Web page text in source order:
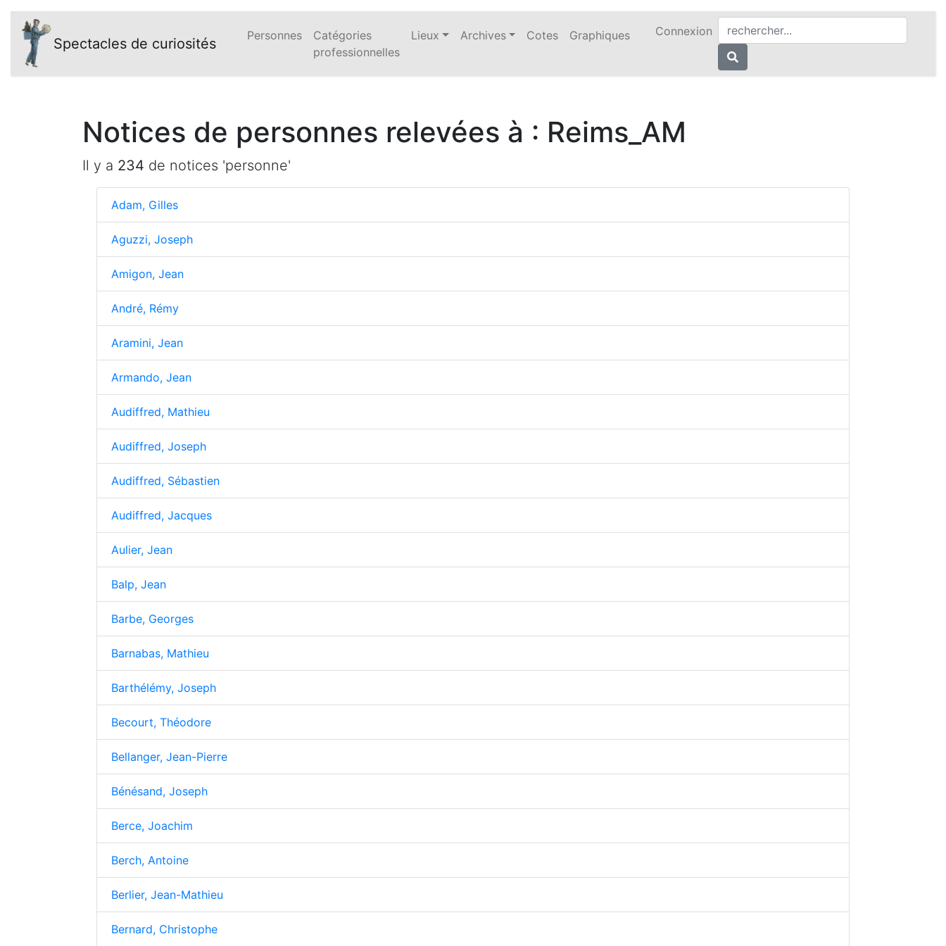
Spectacles de curiosités Personnes
Catégories
professionnelles
Lieux Archives Cotes Graphiques Connexion
Notices de personnes relevées à : Reims_AM
Il y a 234 de notices 'personne'
Adam, Gilles
Aguzzi, Joseph
Amigon, Jean
André, Rémy
Aramini, Jean
Armando, Jean
Audiffred, Mathieu
Audiffred, Joseph
Audiffred, Sébastien
Audiffred, Jacques
Aulier, Jean
Balp, Jean
Barbe, Georges
Barnabas, Mathieu
Barthélémy, Joseph
Becourt, Théodore
Bellanger, Jean-Pierre
Bénésand, Joseph
Berce, Joachim
Berch, Antoine
Berlier, Jean-Mathieu
Bernard, Christophe